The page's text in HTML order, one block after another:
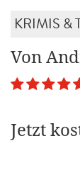
KRIMIS &
Von
Jetzt